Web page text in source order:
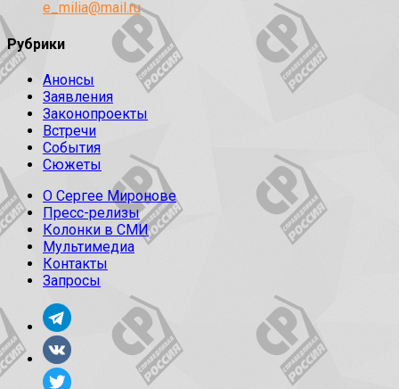
e_milia@mail.ru
Рубрики
Анонсы
Заявления
Законопроекты
Встречи
События
Сюжеты
О Сергее Миронове
Пресс-релизы
Колонки в СМИ
Мультимедиа
Контакты
Запросы